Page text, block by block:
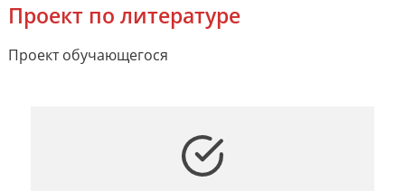
Проект по литературе
Проект обучающегося